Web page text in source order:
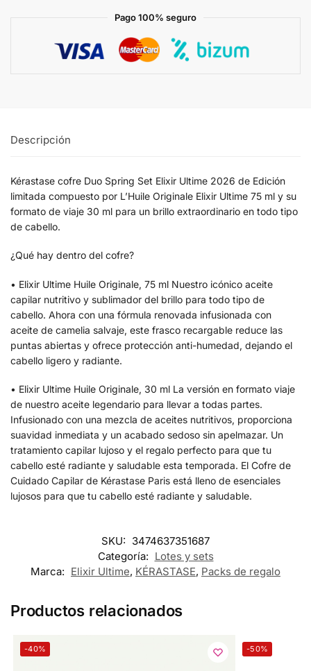
Pago 100% seguro
Descripción
Kérastase cofre Duo Spring Set Elixir Ultime 2026 de Edición
limitada compuesto por L’Huile Originale Elixir Ultime 75 ml y su
formato de viaje 30 ml para un brillo extraordinario en todo tipo
de cabello.
¿Qué hay dentro del cofre?
• Elixir Ultime Huile Originale, 75 ml Nuestro icónico aceite
capilar nutritivo y sublimador del brillo para todo tipo de
cabello. Ahora con una fórmula renovada infusionada con
aceite de camelia salvaje, este frasco recargable reduce las
puntas abiertas y ofrece protección anti-humedad, dejando el
cabello ligero y radiante.
• Elixir Ultime Huile Originale, 30 ml La versión en formato viaje
de nuestro aceite legendario para llevar a todas partes.
Infusionado con una mezcla de aceites nutritivos, proporciona
suavidad inmediata y un acabado sedoso sin apelmazar. Un
tratamiento capilar lujoso y el regalo perfecto para que tu
cabello esté radiante y saludable esta temporada. El Cofre de
Cuidado Capilar de Kérastase Paris está lleno de esenciales
lujosos para que tu cabello esté radiante y saludable.
SKU: 3474637351687
Categoría: Lotes y sets
Marca: Elixir Ultime, KÉRASTASE, Packs de regalo
Productos relacionados
-40% -50%